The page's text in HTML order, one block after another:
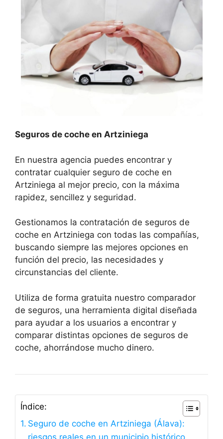
Seguros de coche en Artziniega
En nuestra agencia puedes encontrar y
contratar cualquier seguro de coche en
Artziniega al mejor precio, con la máxima
rapidez, sencillez y seguridad.
Gestionamos la contratación de seguros de
coche en Artziniega con todas las compañías,
buscando siempre las mejores opciones en
función del precio, las necesidades y
circunstancias del cliente.
Utiliza de forma gratuita nuestro comparador
de seguros, una herramienta digital diseñada
para ayudar a los usuarios a encontrar y
comparar distintas opciones de seguros de
coche, ahorrándose mucho dinero.
Índice:
Seguro de coche en Artziniega (Álava):
riesgos reales en un municipio histórico